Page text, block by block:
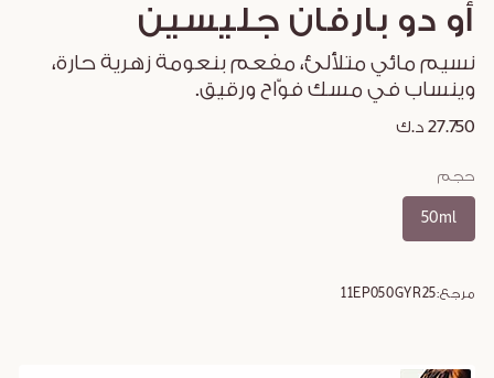
أو دو بارفان جليسين
نسيم مائي متلألئ، مفعم بنعومة زهرية حارة،
وينساب في مسك فوّاح ورقيق.
27.750 د.ك
حجم
50ml
مرجع:11EP050GYR25